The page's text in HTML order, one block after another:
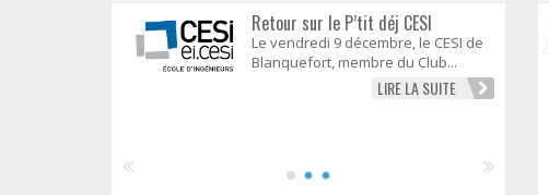
Retour sur le P’tit déj CESI
Le vendredi 9 décembre, le CESI de
Blanquefort, membre du Club...
LIRE LA SUITE